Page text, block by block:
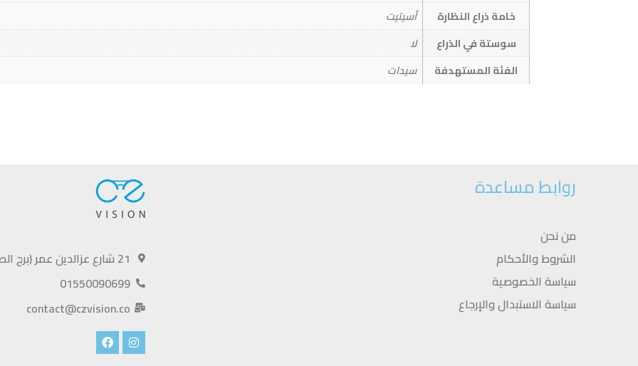
خامة ذراع النظارة
أسيتيت
سوستة في الذراع
لا
الفئة المستهدفة
سيدات
روابط مساعدة
من نحن
الشروط والأحكام
سياسة الخصوصية
سياسة الاستبدال والإرجاع
21 شارع عزالدين عمر (برج الصفا)، الهرم، الجيزة
01550090699
contact@czvision.co